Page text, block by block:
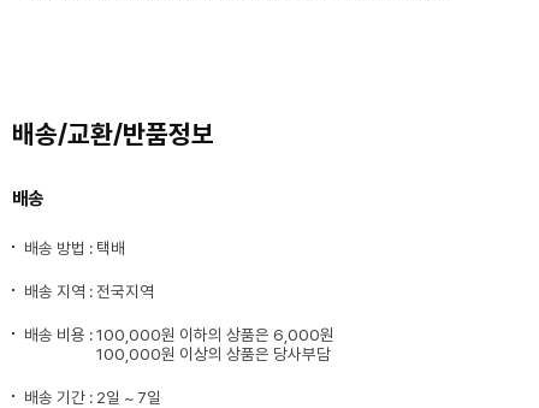
배송/교환/반품정보
배송
배송 방법 : 택배
배송 지역 : 전국지역
배송 비용 :100,000원 이하의 상품은 6,000원
100,000원 이상의 상품은 당사부담
배송 기간 : 2일 ~ 7일